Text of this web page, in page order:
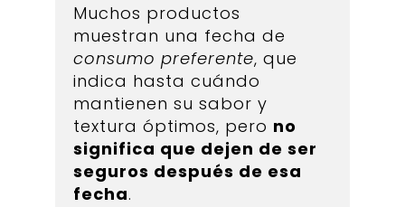
Muchos productos
muestran una fecha de
consumo preferente, que
indica hasta cuándo
mantienen su sabor y
textura óptimos, pero no
significa que dejen de ser
seguros después de esa
fecha.